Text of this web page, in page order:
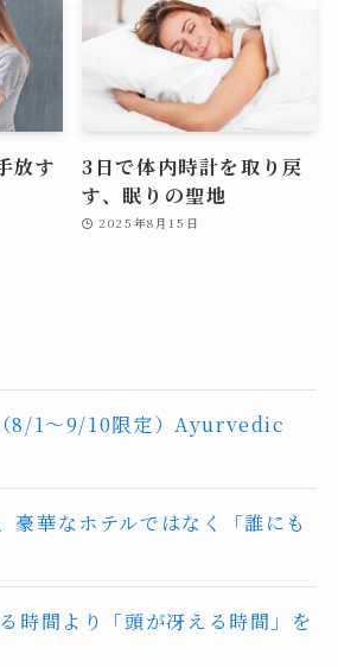
放す
3日で体内時計を取り戻
す、眠りの聖地
2025年8月15日
8/1〜9/10限定）Ayurvedic
豪華なホテルではなく「誰にも
時間より「頭が冴える時間」を